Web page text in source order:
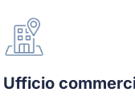
Ufficio